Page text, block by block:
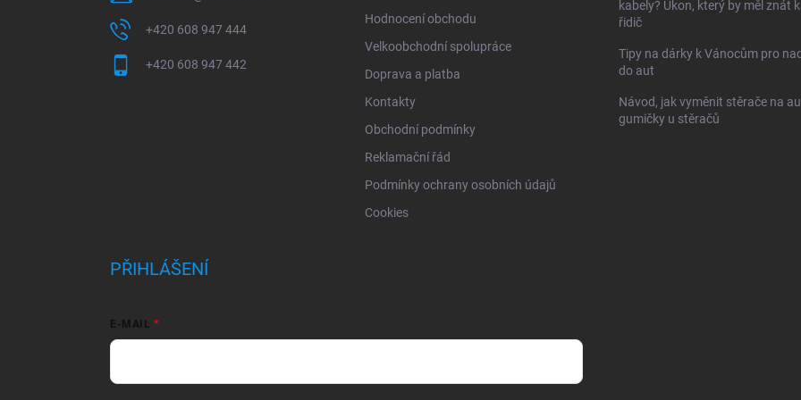
+420 608 947 444
+420 608 947 442
Hodnocení obchodu
Velkoobchodní spolupráce
Doprava a platba
Kontakty
Obchodní podmínky
Reklamační řád
Podmínky ochrany osobních údajů
Cookies
kabely? Úkon, který by měl znát
řidič
Tipy na dárky k Vánocům pro
do aut
Návod, jak vyměnit stěrače na
gumičky u stěračů
PŘIHLÁŠENÍ
E-MAIL